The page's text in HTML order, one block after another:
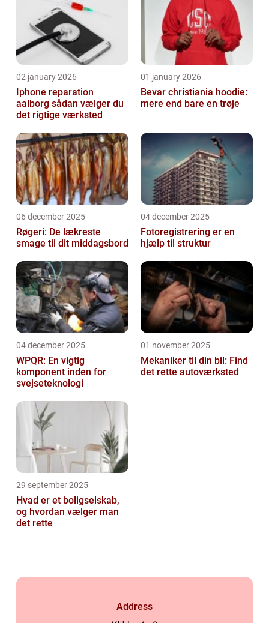
02 january 2026
Iphone reparation
aalborg sådan vælger du
det rigtige værksted
01 january 2026
Bevar christiania hoodie:
mere end bare en trøje
06 december 2025
Røgeri: De lækreste
smage til dit middagsbord
04 december 2025
Fotoregistrering er en
hjælp til struktur
04 december 2025
WPQR: En vigtig
komponent inden for
svejseteknologi
01 november 2025
Mekaniker til din bil: Find
det rette autoværksted
29 september 2025
Hvad er et boligselskab,
og hvordan vælger man
det rette
Address